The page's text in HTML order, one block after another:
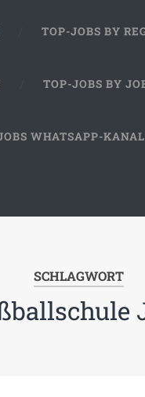
TOP-JOBS BY
TOP-JOBS BY
WHATSAPP-KANAL
SCHLAGWORT